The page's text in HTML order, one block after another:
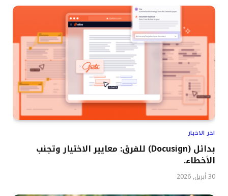
اخر الاخبار
بدائل (Docusign) للفرق: معايير الاختيار وتجنب
الأخطاء.
30 أبريل, 2026